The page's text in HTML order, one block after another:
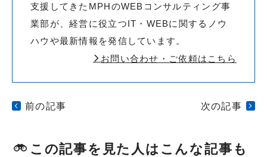
支援してきたMPHのWEBコンサルティング事
業部が、経営に役立つIT・WEBに関するノウ
ハウや最新情報を発信しています。
お問い合わせ・ご依頼はこちら
前の記事 次の記事
この記事を見た人はこんな記事も